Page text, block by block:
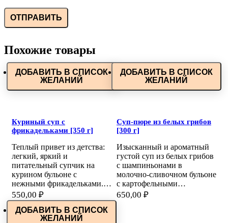
Похожие товары
ДОБАВИТЬ В СПИСОК
ЖЕЛАНИЙ
Куриный суп с
фрикадельками [350 г]
Теплый привет из детства:
легкий, яркий и
питательный супчик на
курином бульоне с
нежными фрикадельками.…
550,00 ₽
ДОБАВИТЬ В СПИСОК
ЖЕЛАНИЙ
Суп-пюре из белых грибов
[300 г]
Изысканный и ароматный
густой суп из белых грибов
с шампиньонами в
молочно-сливочном бульоне
с картофельными…
650,00 ₽
ДОБАВИТЬ В СПИСОК
ЖЕЛАНИЙ